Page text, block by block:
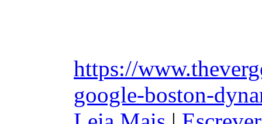
https://
google-boston-